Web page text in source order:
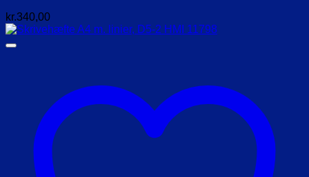
kr.340,00